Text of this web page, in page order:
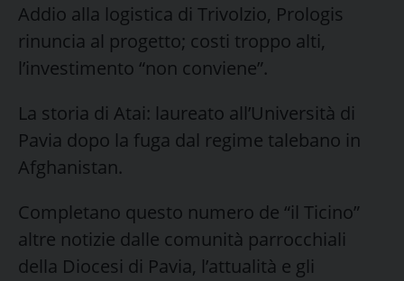
Addio alla logistica di Trivolzio, Prologis
rinuncia al progetto; costi troppo alti,
l’investimento “non conviene”.
La storia di Atai: laureato all’Università di
Pavia dopo la fuga dal regime talebano in
Afghanistan.
Completano questo numero de “il Ticino”
altre notizie dalle comunità parrocchiali
della Diocesi di Pavia, l’attualità e gli